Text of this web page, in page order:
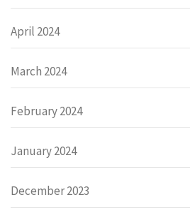
April 2024
March 2024
February 2024
January 2024
December 2023